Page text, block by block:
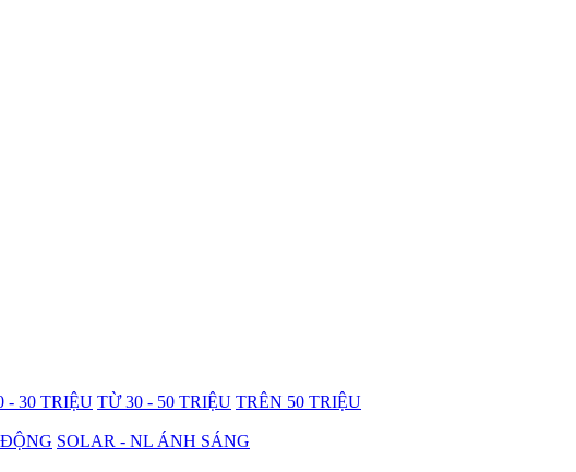
- 30 TRIỆU TỪ 30 - 50 TRIỆU TRÊN 50 TRIỆU
SOLAR - NL ÁNH SÁNG